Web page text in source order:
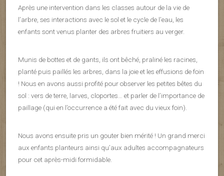
Après une intervention dans les classes autour de la vie de
l’arbre, ses interactions avec le sol et le cycle de l’eau, les
enfants sont venus planter des arbres fruitiers au verger.
Munis de bottes et de gants, ils ont bêché, praliné les racines,
planté puis paillés les arbres, dans la joie et les effusions de foin
! Nous en avons aussi profité pour observer les petites bêtes du
sol : vers de terre, larves, cloportes… et parler de l’importance de
paillage (qui en l’occurrence a été fait avec du vieux foin).
Nous avons ensuite pris un gouter bien mérité ! Un grand merci
aux enfants planteurs ainsi qu’aux adultes accompagnateurs
pour cet après-midi formidable.